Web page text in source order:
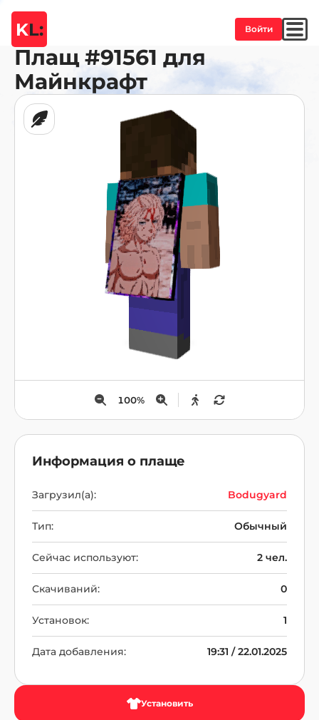
KL: Войти
Плащ #91561 для
Майнкрафт
100%
Информация о плаще
Загрузил(а): Bodugyard
Тип: Обычный
Сейчас используют: 2 чел.
Скачиваний: 0
Установок: 1
Дата добавления: 19:31 / 22.01.2025
Установить